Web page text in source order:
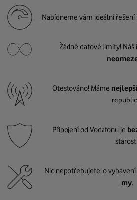
Nabídneme vám ideální řešení i
Žádné datové limity!
Otestováno! Máme
Připojení od Vodafonu je
Nic nepotřebujete, o vybavení
my.